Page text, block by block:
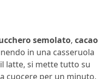
semolato, cacao
in una casseruola
latte, si mette tutto su
cuocere per un minuto,